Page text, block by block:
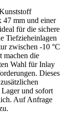
47 mm und einer
für die sichere
Tiefzieheinlagen
zwischen -10 °C
machen die
Wahl für Inlay
Dieses
und sofort
Auf Anfrage